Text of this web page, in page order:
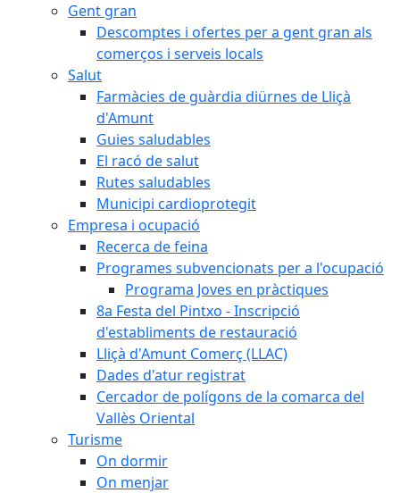
Gent gran
Descomptes i ofertes per a gent gran als
comerços i serveis locals
Salut
Farmàcies de guàrdia diürnes de Lliçà
d'Amunt
Guies saludables
El racó de salut
Rutes saludables
Municipi cardioprotegit
Empresa i ocupació
Recerca de feina
Programes subvencionats per a l'ocupació
Programa Joves en pràctiques
8a Festa del Pintxo - Inscripció
d'establiments de restauració
Lliçà d'Amunt Comerç (LLAC)
Dades d'atur registrat
Cercador de polígons de la comarca del
Vallès Oriental
Turisme
On dormir
On menjar